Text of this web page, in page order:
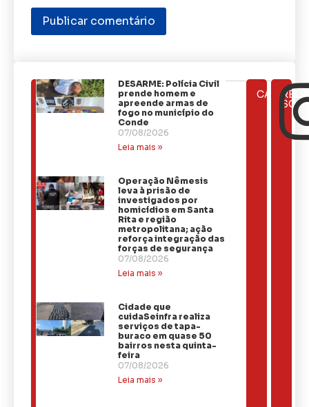
ÚLTIMAS
NOTÍCIAS
DESARME: Polícia Civil
prende homem e
apreende armas de
fogo no município do
Conde
07/08/2026
Leia mais »
Operação Nêmesis
leva à prisão de
investigados por
homicídios em Santa
Rita e região
metropolitana; ação
reforça integração das
forças de segurança
07/08/2026
Leia mais »
Cidade que
cuidaSeinfra realiza
serviços de tapa-
buraco em quase 50
bairros nesta quinta-
feira
07/08/2026
Leia mais »